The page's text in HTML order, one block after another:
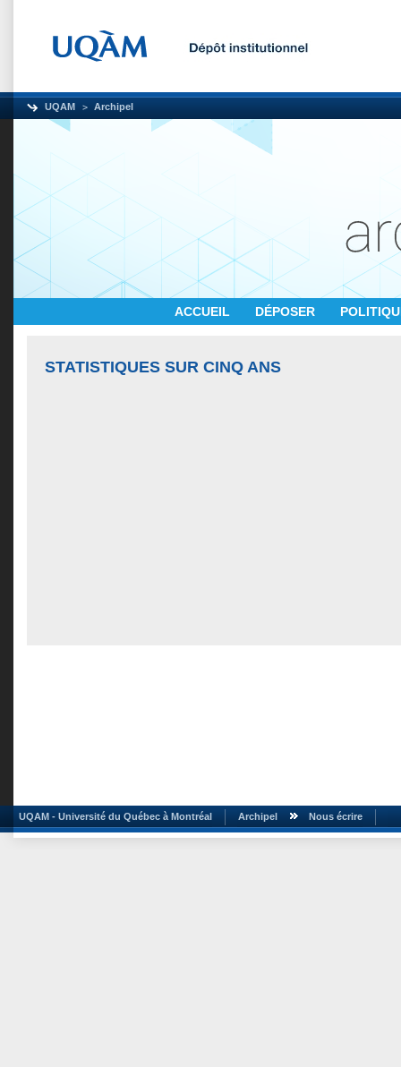
UQAM Archipel
ACCUEIL DÉPOSER
STATISTIQUES SUR CINQ ANS
UQAM - Université du Québec à Montréal Archipel Nous écrire